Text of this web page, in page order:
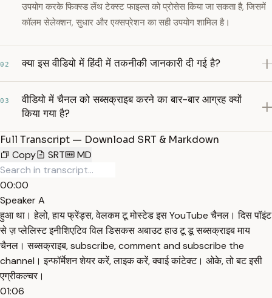
उपयोग करके फिक्स्ड लेंथ टेक्स्ट फाइल्स को प्रोसेस किया जा सकता है, जिसमें
कॉलम सेलेक्शन, सुधार और एक्सप्रेशन का सही उपयोग शामिल है।
02 क्या इस वीडियो में हिंदी में तकनीकी जानकारी दी गई है?
03
वीडियो में चैनल को सब्सक्राइब करने का बार-बार आग्रह क्यों
किया गया है?
Full Transcript — Download SRT & Markdown
Copy
SRT MD
00:00
Speaker A
हुआ था। हेलो, हाय फ्रेंड्स, वेलकम टू मोस्टेड इस YouTube चैनल। दिस पॉइंट
से ज़ प्लेलिस्ट इनीशिएटिव विल डिसकस अबाउट हाउ टू डू सब्सक्राइब माय
चैनल। सब्सक्राइब, subscribe, comment and subscribe the
channel। इन्फॉर्मेशन शेयर करें, लाइक करें, क्वाई कांटेक्ट। ओके, तो बट इसी
एग्रीकल्चर।
01:06